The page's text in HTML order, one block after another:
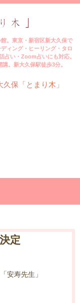
。東京・新宿区新大久保で
ィング・ヒーリング・タロ
占い・Zoom占いにも対応。
。新大久保駅徒歩3分。
保「とまり木」
定
安寿先生」